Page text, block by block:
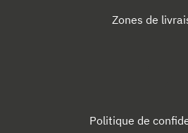
Zones de
Politique de